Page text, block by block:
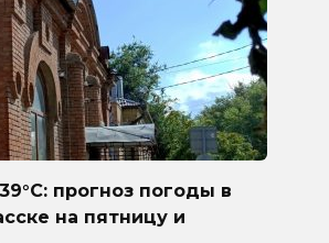
прогноз погоды в
на пятницу и